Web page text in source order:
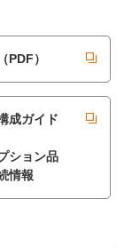
PDF）
成ガイド
ション品
情報